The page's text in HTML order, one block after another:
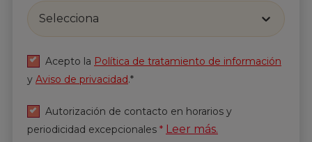
Selecciona
Acepto la Política de tratamiento de información
y Aviso de privacidad.*
Autorización de contacto en horarios y
periodicidad excepcionales * Leer más.